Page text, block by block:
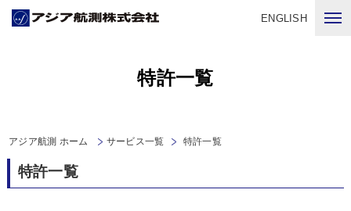
ENGLISH
特許一覧
アジア航測 ホーム サービス一覧 特許一覧
特許一覧